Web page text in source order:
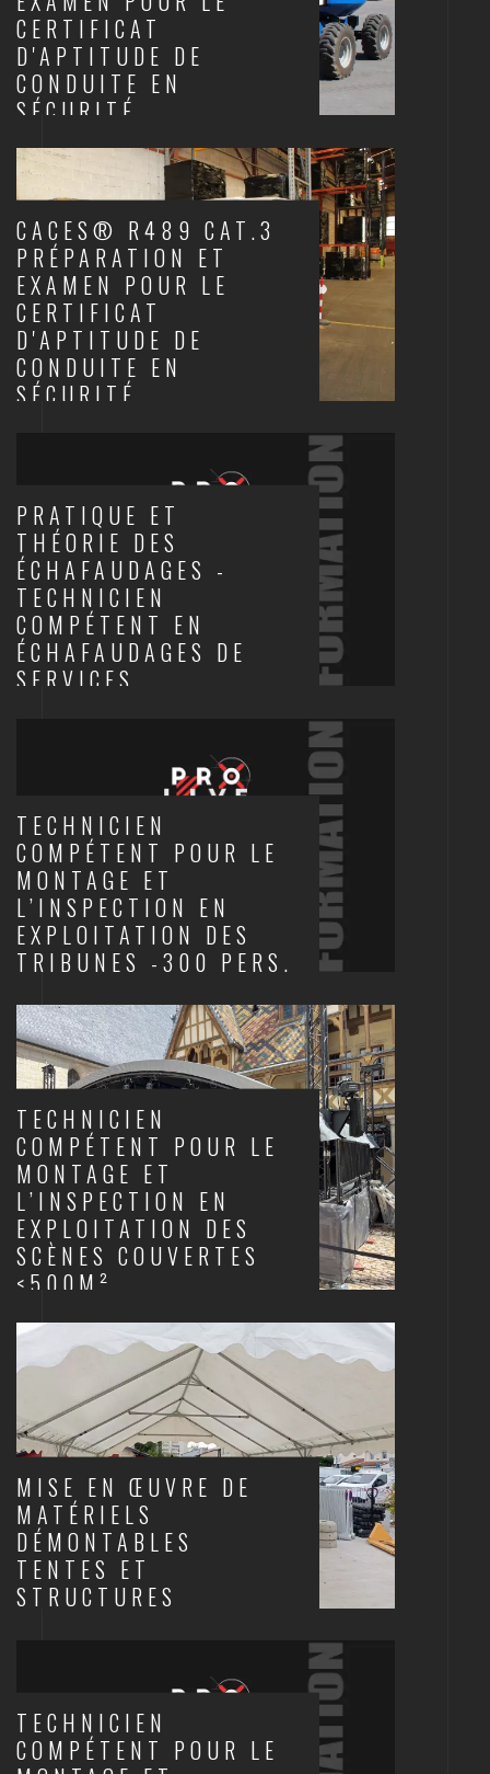
CERTIFICAT
D'APTITUDE DE
CONDUITE EN
SÉCURITÉ
CACES® R489 CAT.3
PRÉPARATION ET
EXAMEN POUR LE
CERTIFICAT
D'APTITUDE DE
CONDUITE EN
SÉCURITÉ
PRATIQUE ET
THÉORIE DES
ÉCHAFAUDAGES -
TECHNICIEN
COMPÉTENT EN
ÉCHAFAUDAGES DE
SERVICES
TECHNICIEN
COMPÉTENT POUR LE
MONTAGE ET
L’INSPECTION EN
EXPLOITATION DES
TRIBUNES -300 PERS.
TECHNICIEN
COMPÉTENT POUR LE
MONTAGE ET
L’INSPECTION EN
EXPLOITATION DES
SCÈNES COUVERTES
<500M²
MISE EN ŒUVRE DE
MATÉRIELS
DÉMONTABLES
TENTES ET
STRUCTURES
TECHNICIEN
COMPÉTENT POUR LE